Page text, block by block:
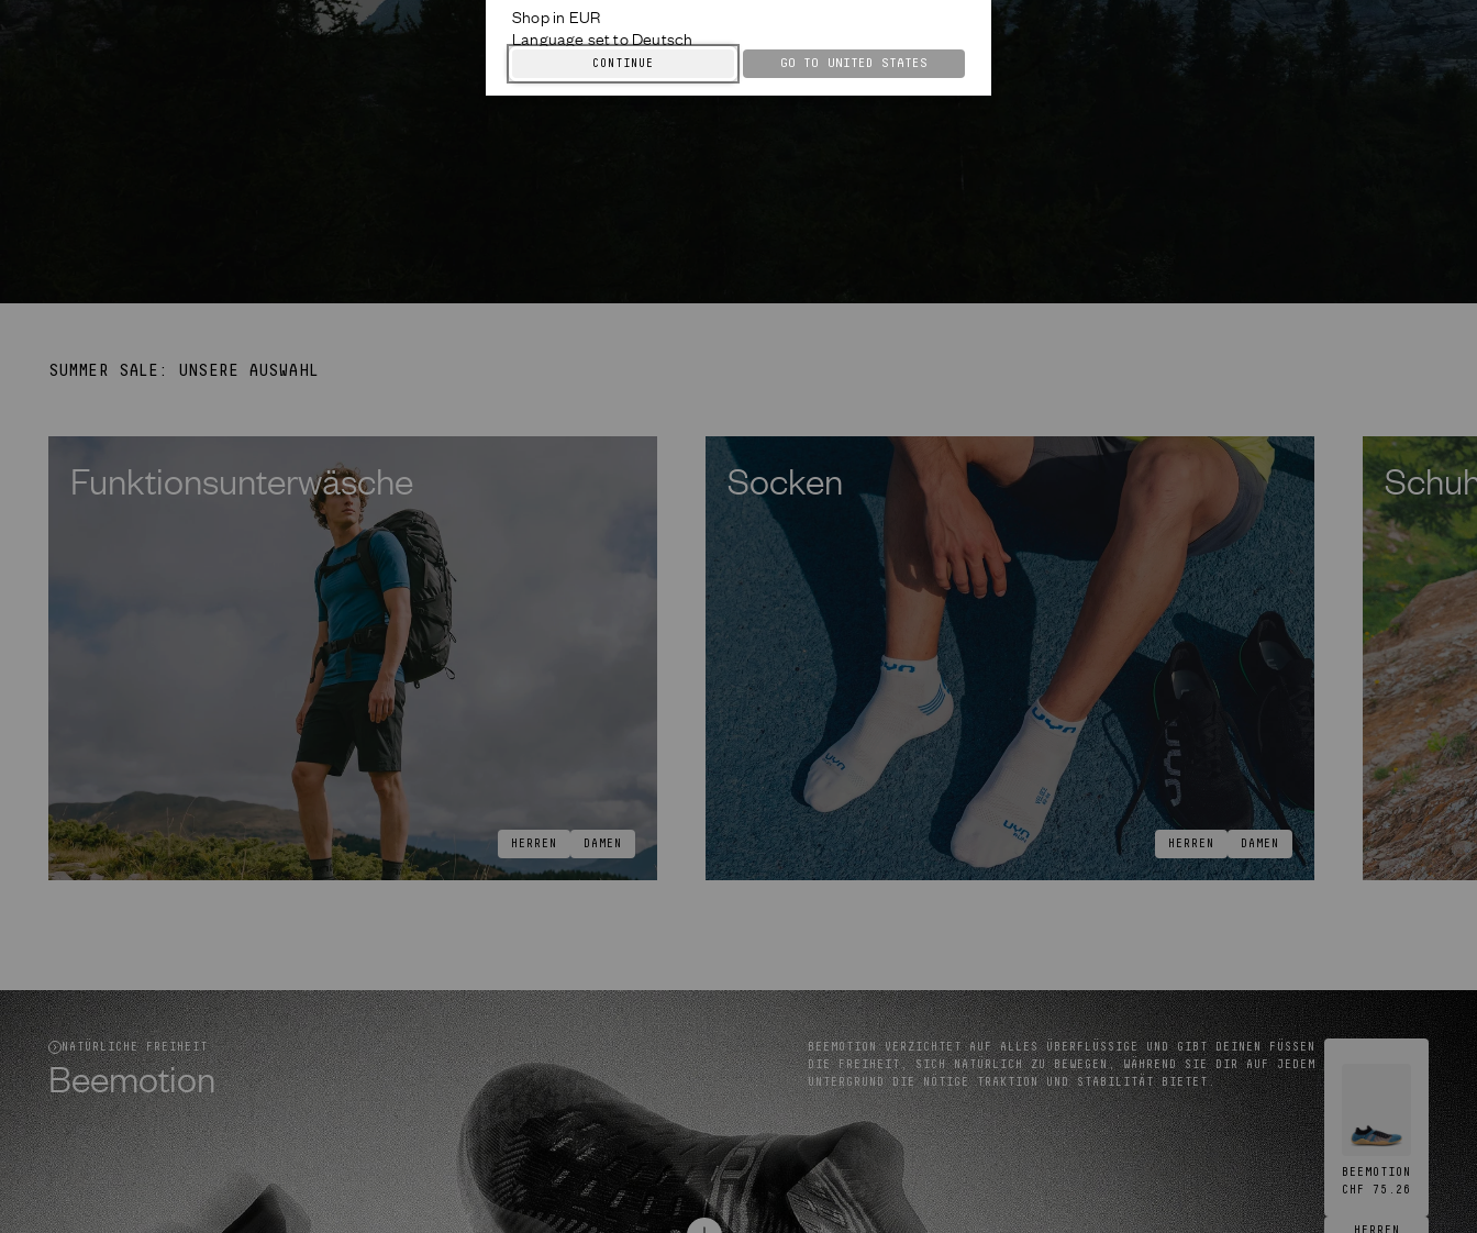
Shop in EUR
Language set to Deutsch
CONTINUE GO TO UNITED STATES
SUMMER SALE: UNSERE AUSWAHL
Funktionsunterwäsche
HERREN DAMEN
Socken
HERREN DAMEN
NATÜRLICHE FREIHEIT
Beemotion
BEEMOTION VERZICHTET AUF ALLES ÜBERFLÜSSIGE UND GIBT DEINEN FÜSSEN D
IE FREIHEIT, SICH NATÜRLICH ZU BEWEGEN, WÄHREND SIE DIR AUF JEDEM U
NTERGRUND DIE NÖTIGE TRAKTION UND STABILITÄT BIETET.
BEEMOTION
CHF 75.26
HERREN